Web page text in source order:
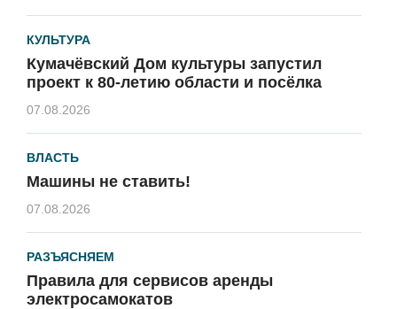
КУЛЬТУРА
Кумачёвский Дом культуры запустил
проект к 80-летию области и посёлка
07.08.2026
ВЛАСТЬ
Машины не ставить!
07.08.2026
РАЗЪЯСНЯЕМ
Правила для сервисов аренды
электросамокатов